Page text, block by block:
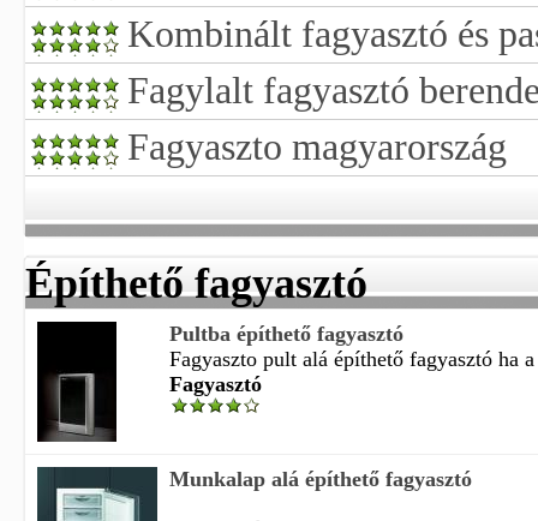
Kombinált fagyasztó és
Fagylalt fagyasztó
Fagyaszto magyarország
Építhető fagyasztó
Pultba építhető fagyasztó
Fagyaszto pult alá építhető fagyasztó ha
Fagyasztó
Munkalap alá építhető fagyasztó